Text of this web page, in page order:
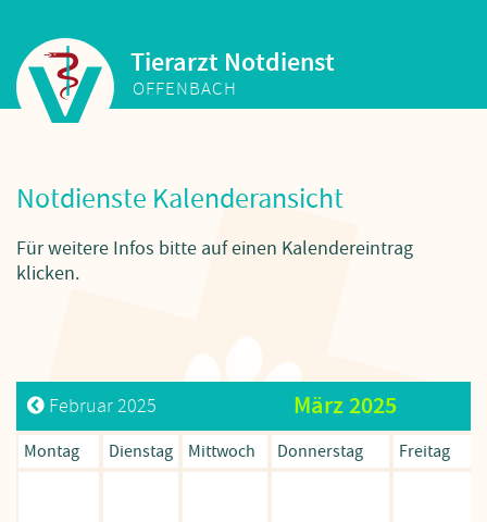
Tierarzt Notdienst
OFFENBACH
Notdienste Kalenderansicht
Für weitere Infos bitte auf einen Kalendereintrag
klicken.
Februar 2025 März 2025
Montag Dienstag Mittwoch Donnerstag Freitag